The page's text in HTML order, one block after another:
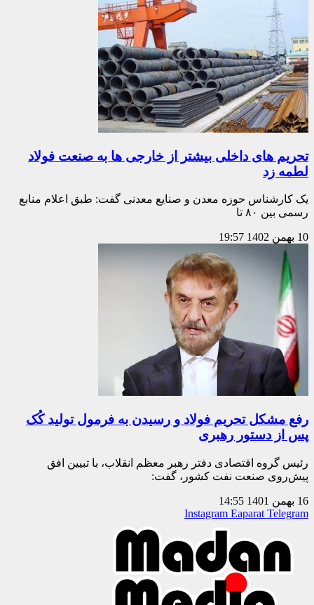
تحریم های داخلی بیشتر از خارجی ها به صنعت فولاد
لطمه زد
یک کارشناس حوزه معدن و صنایع معدنی گفت: طبق اعلام منابع
رسمی بین ۸۰ تا
10 بهمن 1402 19:57
رفع مشکل تحریم فولاد و رسیدن به فرمول تولید کُک
پس از دستور رهبری
رئیس گروه اقتصادی دفتر رهبر معظم انقلاب، با تبیین افق
پیش‌روی صنعت نفت کشور، گفت:
16 بهمن 1401
14:55
Instagram Eaparat Telegram